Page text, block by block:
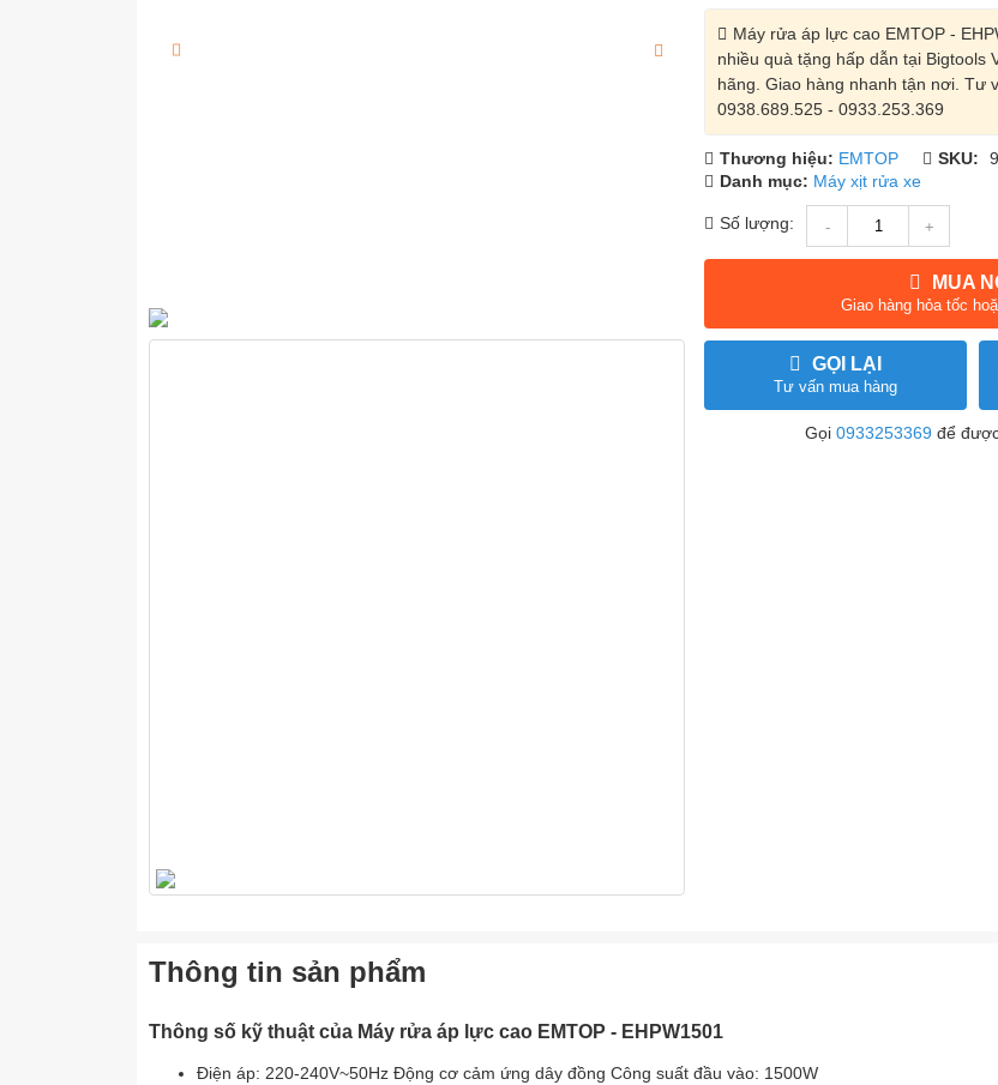
Máy rửa áp lực cao EMTOP -
nhiều quà tặng hấp dẫn tại Bigtools
hãng. Giao hàng nhanh tận nơi. Tư
0938.689.525 - 0933.253.369
Thương hiệu: EMTOP SKU:
Danh mục: Máy xịt rửa xe
Số lượng: - +
MUA
Giao hàng hỏa tốc
GỌI LẠI
Tư vấn mua hàng
Gọi 0933253369 để
Thông tin sản phẩm
Thông số kỹ thuật của Máy rửa áp lực cao EMTOP - EHPW1501
Điện áp: 220-240V~50Hz Động cơ cảm ứng dây đồng Công suất đầu vào: 1500W